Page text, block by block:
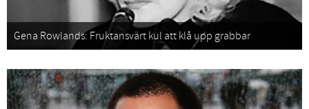
Gena Rowlands: Fruktansvärt kul att klå upp grabbar